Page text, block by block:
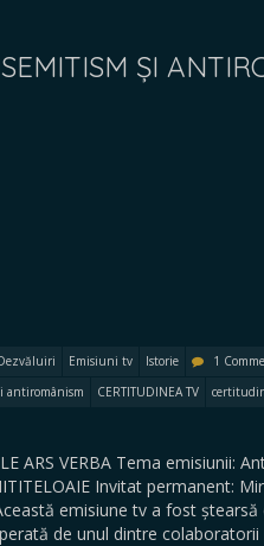
ȘI
Emisiuni tv Istorie 1
antiromânism CERTITUDINEA TV
ARS VERBA Tema emisiunii:
Invitat permanent:
emisiune tv a fost
de unul dintre